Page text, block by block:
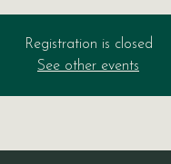
Registration is closed
See other events